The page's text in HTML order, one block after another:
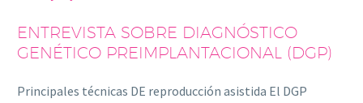
ENTREVISTA SOBRE DIAGNÓSTICO
GENÉTICO PREIMPLANTACIONAL (DGP)
Principales técnicas DE reproducción asistida El DGP